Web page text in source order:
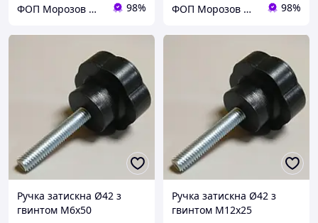
ФОП Морозов Ю.О. 98% ФОП Морозов Ю.О. 98%
Ручка затискна Ø42 з
гвинтом М6х50
Ручка затискна Ø42 з
гвинтом М12х25